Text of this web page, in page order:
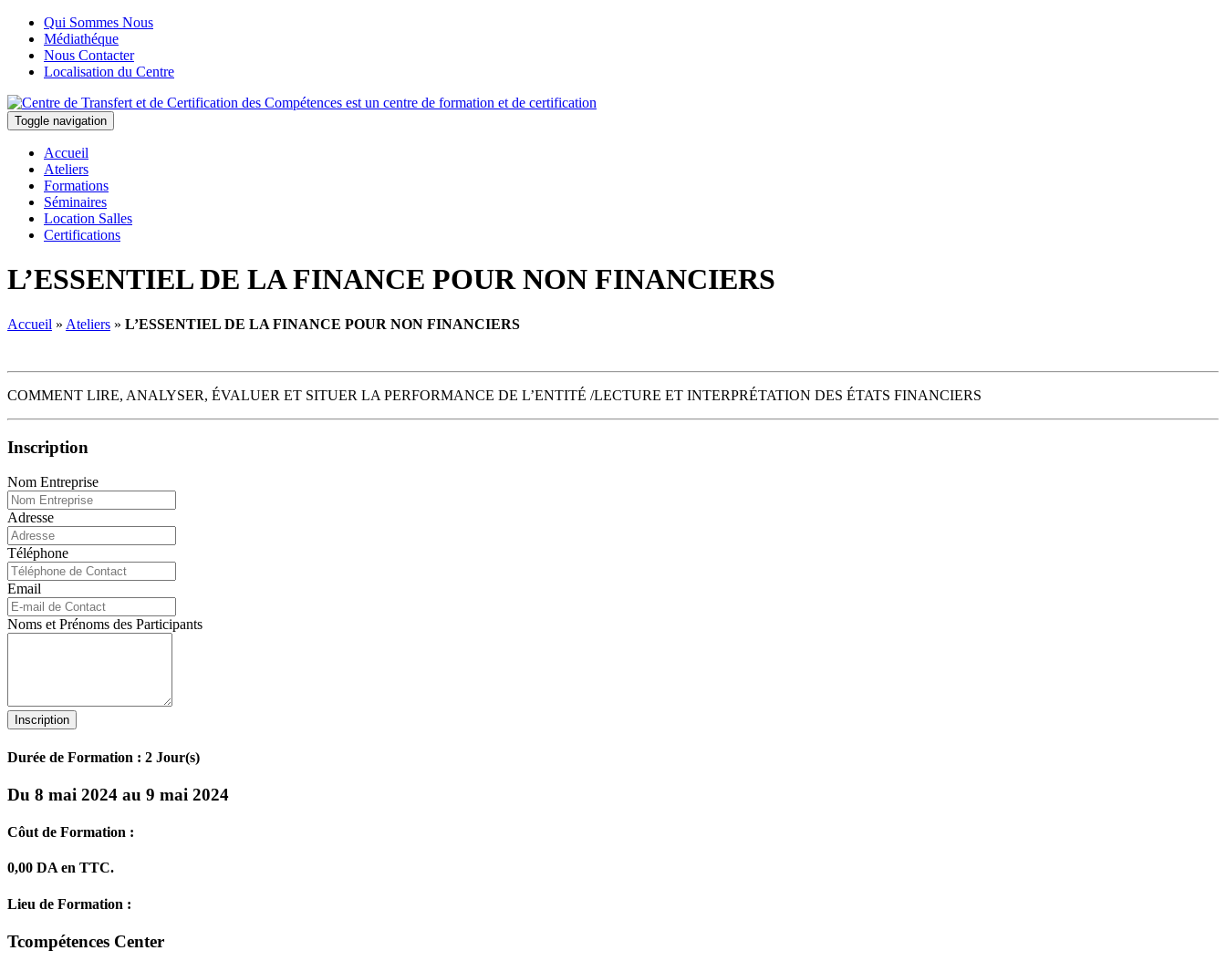
Qui Sommes Nous
Médiathéque
Nous Contacter
Localisation du Centre
Toggle navigation
Accueil
Ateliers
Formations
Séminaires
Location Salles
Certifications
L’ESSENTIEL DE LA FINANCE POUR NON FINANCIERS
Accueil » Ateliers » L’ESSENTIEL DE LA FINANCE POUR NON FINANCIERS
COMMENT LIRE, ANALYSER, ÉVALUER ET SITUER LA PERFORMANCE DE L’ENTITÉ /LECTURE ET INTERPRÉTATION DES ÉTATS FINANCIERS
Inscription
Nom Entreprise
Adresse
Téléphone
Email
Noms et Prénoms des Participants
Inscription
Durée de Formation : 2 Jour(s)
Du 8 mai 2024 au 9 mai 2024
Côut de Formation :
0,00 DA en TTC.
Lieu de Formation :
Tcompétences Center